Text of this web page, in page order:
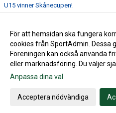
U15 vinner Skånecupen!
Gå till
För att hemsidan ska fungera
cookies från SportAdmin. Dessa
Föreningen kan också använda
eller marknadsföring. Du väljer
Anpassa dina val
Acceptera nödvändiga